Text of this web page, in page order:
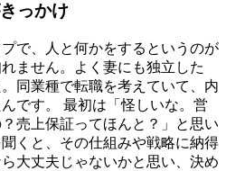
っかけ
で、人と何かをするというのが
ません。よく妻にも独立した
同業種で転職を考えていて、内
です。 最初は「怪しいな。営
売上保証ってほんと？」と思い
くと、その仕組みや戦略に納得
大丈夫じゃないかと思い、決め